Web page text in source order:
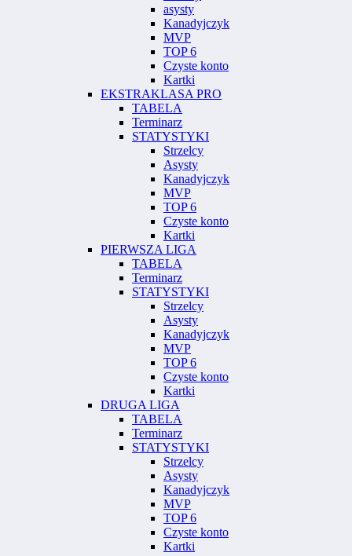
asysty
Kanadyjczyk
MVP
TOP 6
Czyste konto
Kartki
EKSTRAKLASA PRO
TABELA
Terminarz
STATYSTYKI
Strzelcy
Asysty
Kanadyjczyk
MVP
TOP 6
Czyste konto
Kartki
PIERWSZA LIGA
TABELA
Terminarz
STATYSTYKI
Strzelcy
Asysty
Kanadyjczyk
MVP
TOP 6
Czyste konto
Kartki
DRUGA LIGA
TABELA
Terminarz
STATYSTYKI
Strzelcy
Asysty
Kanadyjczyk
MVP
TOP 6
Czyste konto
Kartki